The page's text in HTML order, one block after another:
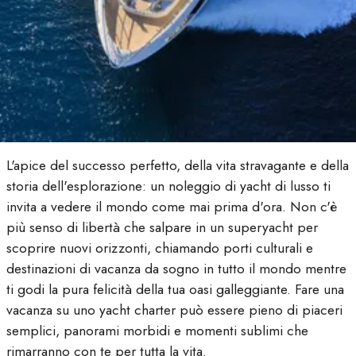
L'apice del successo perfetto, della vita stravagante e della
storia dell'esplorazione: un noleggio di yacht di lusso ti
invita a vedere il mondo come mai prima d'ora. Non c'è
più senso di libertà che salpare in un superyacht per
scoprire nuovi orizzonti, chiamando porti culturali e
destinazioni di vacanza da sogno in tutto il mondo mentre
ti godi la pura felicità della tua oasi galleggiante. Fare una
vacanza su uno yacht charter può essere pieno di piaceri
semplici, panorami morbidi e momenti sublimi che
rimarranno con te per tutta la vita.